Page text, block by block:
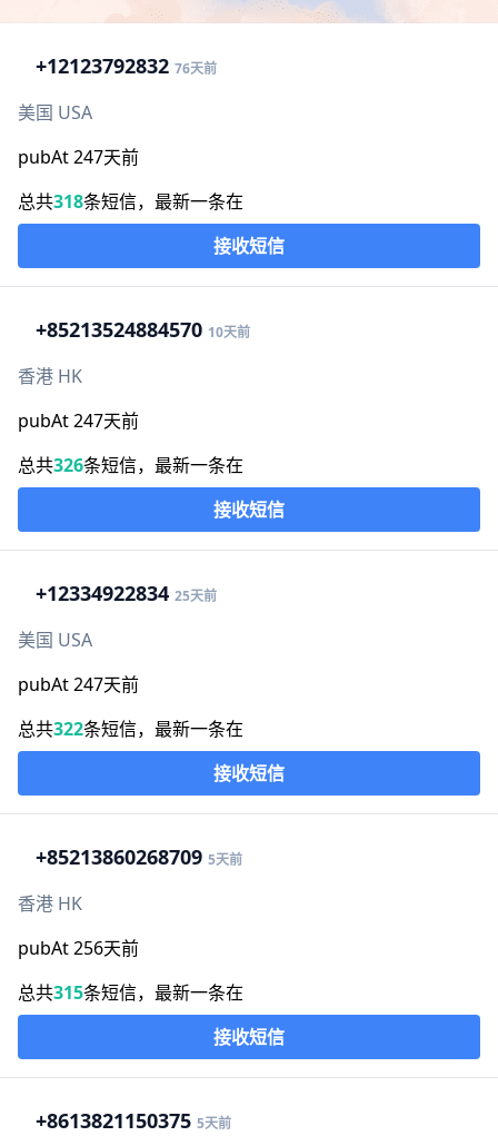
+12123792832 76天前
美国 USA
pubAt 247天前
总共318条短信，最新一条在
接收短信
+85213524884570 10天前
香港 HK
pubAt 247天前
总共326条短信，最新一条在
接收短信
+12334922834 25天前
美国 USA
pubAt 247天前
总共322条短信，最新一条在
接收短信
+85213860268709 5天前
香港 HK
pubAt 256天前
总共315条短信，最新一条在
接收短信
+8613821150375 5天前